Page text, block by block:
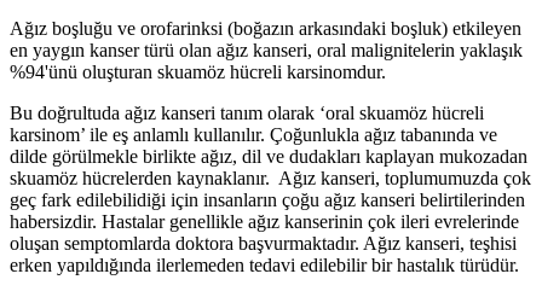
Ağız boşluğu ve orofarinksi (boğazın arkasındaki boşluk) etkileyen
en yaygın kanser türü olan ağız kanseri, oral malignitelerin yaklaşık
%94'ünü oluşturan skuamöz hücreli karsinomdur.
Bu doğrultuda ağız kanseri tanım olarak ‘oral skuamöz hücreli
karsinom’ ile eş anlamlı kullanılır. Çoğunlukla ağız tabanında ve
dilde görülmekle birlikte ağız, dil ve dudakları kaplayan mukozadan
skuamöz hücrelerden kaynaklanır. Ağız kanseri, toplumumuzda çok
geç fark edilebilidiği için insanların çoğu ağız kanseri belirtilerinden
habersizdir. Hastalar genellikle ağız kanserinin çok ileri evrelerinde
oluşan semptomlarda doktora başvurmaktadır. Ağız kanseri, teşhisi
erken yapıldığında ilerlemeden tedavi edilebilir bir hastalık türüdür.